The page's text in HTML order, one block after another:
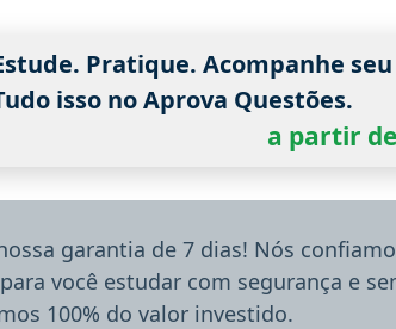
Pratique. Acompanhe
isso no Aprova Questões.
a partir
garantia de 7 dias! Nós
você estudar com segurança e
100% do valor investido.